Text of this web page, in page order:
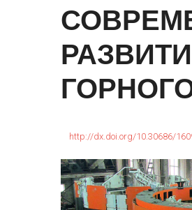
http://dx.doi.org/10.30686/